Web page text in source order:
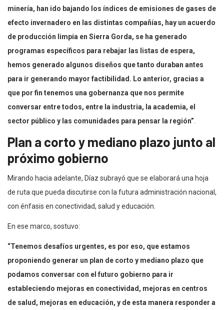
minería, han ido bajando los índices de emisiones de gases de
efecto invernadero en las distintas compañías, hay un acuerdo
de producción limpia en Sierra Gorda, se ha generado
programas específicos para rebajar las listas de espera,
hemos generado algunos diseños que tanto duraban antes
para ir generando mayor factibilidad. Lo anterior, gracias a
que por fin tenemos una gobernanza que nos permite
conversar entre todos, entre la industria, la academia, el
sector público y las comunidades para pensar la región”.
Plan a corto y mediano plazo junto al
próximo gobierno
Mirando hacia adelante, Díaz subrayó que se elaborará una hoja
de ruta que pueda discutirse con la futura administración nacional,
con énfasis en conectividad, salud y educación.
En ese marco, sostuvo:
“Tenemos desafíos urgentes, es por eso, que estamos
proponiendo generar un plan de corto y mediano plazo que
podamos conversar con el futuro gobierno para ir
estableciendo mejoras en conectividad, mejoras en centros
de salud, mejoras en educación, y de esta manera responder a